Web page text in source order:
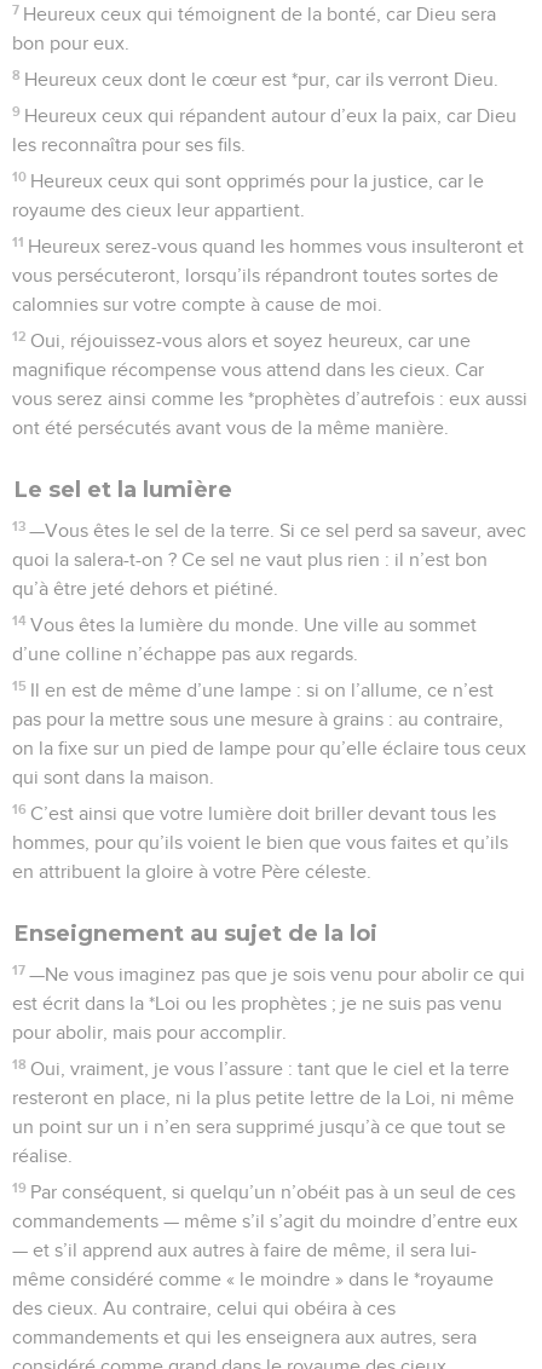
7 Heureux ceux qui témoignent de la bonté, car Dieu sera
bon pour eux.
8 Heureux ceux dont le cœur est *pur, car ils verront Dieu.
9 Heureux ceux qui répandent autour d’eux la paix, car Dieu
les reconnaîtra pour ses fils.
10 Heureux ceux qui sont opprimés pour la justice, car le
royaume des cieux leur appartient.
11 Heureux serez-vous quand les hommes vous insulteront et
vous persécuteront, lorsqu’ils répandront toutes sortes de
calomnies sur votre compte à cause de moi.
12 Oui, réjouissez-vous alors et soyez heureux, car une
magnifique récompense vous attend dans les cieux. Car
vous serez ainsi comme les *prophètes d’autrefois : eux aussi
ont été persécutés avant vous de la même manière.
Le sel et la lumière
13 —Vous êtes le sel de la terre. Si ce sel perd sa saveur, avec
quoi la salera-t-on ? Ce sel ne vaut plus rien : il n’est bon
qu’à être jeté dehors et piétiné.
14 Vous êtes la lumière du monde. Une ville au sommet
d’une colline n’échappe pas aux regards.
15 Il en est de même d’une lampe : si on l’allume, ce n’est
pas pour la mettre sous une mesure à grains : au contraire,
on la fixe sur un pied de lampe pour qu’elle éclaire tous ceux
qui sont dans la maison.
16 C’est ainsi que votre lumière doit briller devant tous les
hommes, pour qu’ils voient le bien que vous faites et qu’ils
en attribuent la gloire à votre Père céleste.
Enseignement au sujet de la loi
17 —Ne vous imaginez pas que je sois venu pour abolir ce qui
est écrit dans la *Loi ou les prophètes ; je ne suis pas venu
pour abolir, mais pour accomplir.
18 Oui, vraiment, je vous l’assure : tant que le ciel et la terre
resteront en place, ni la plus petite lettre de la Loi, ni même
un point sur un i n’en sera supprimé jusqu’à ce que tout se
réalise.
19 Par conséquent, si quelqu’un n’obéit pas à un seul de ces
commandements — même s’il s’agit du moindre d’entre eux
— et s’il apprend aux autres à faire de même, il sera lui-
même considéré comme « le moindre » dans le *royaume
des cieux. Au contraire, celui qui obéira à ces
commandements et qui les enseignera aux autres, sera